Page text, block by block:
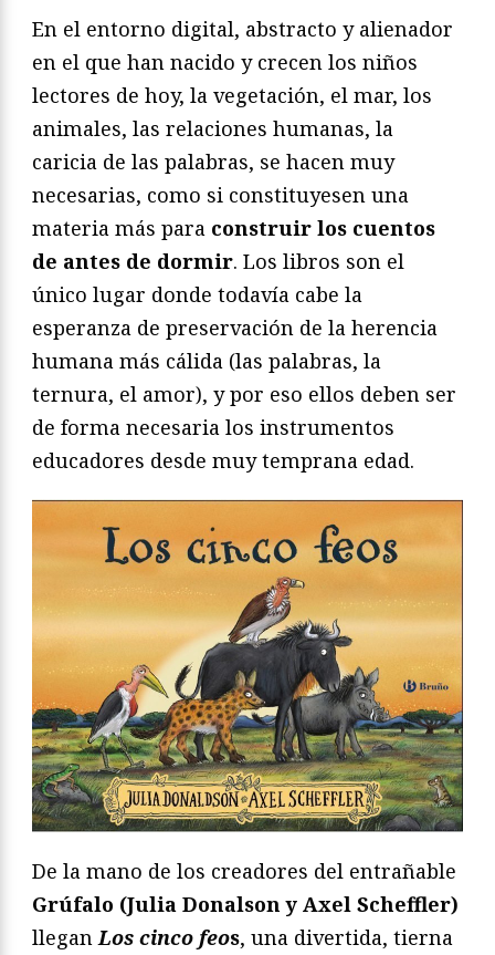
En el entorno digital, abstracto y alienador
en el que han nacido y crecen los niños
lectores de hoy, la vegetación, el mar, los
animales, las relaciones humanas, la
caricia de las palabras, se hacen muy
necesarias, como si constituyesen una
materia más para construir los cuentos
de antes de dormir. Los libros son el
único lugar donde todavía cabe la
esperanza de preservación de la herencia
humana más cálida (las palabras, la
ternura, el amor), y por eso ellos deben ser
de forma necesaria los instrumentos
educadores desde muy temprana edad.
De la mano de los creadores del entrañable
Grúfalo (Julia Donalson y Axel Scheffler)
llegan Los cinco feos, una divertida, tierna